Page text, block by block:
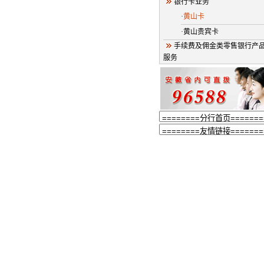
银行卡业务
·黄山卡
·黄山贵宾卡
手续费及佣金类零售银行产
服务